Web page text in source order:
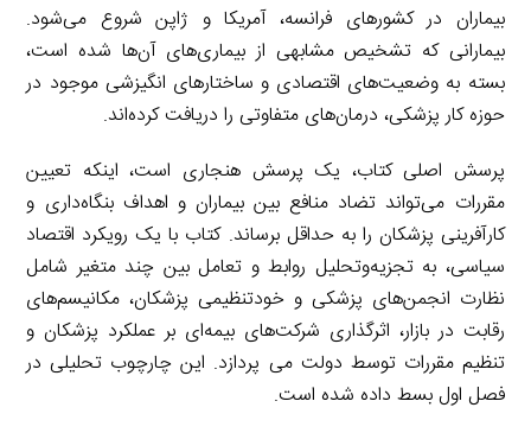
بیماران در کشورهای فرانسه، آمریکا و ژاپن شروع می‌شود.
بیمارانی که تشخیص مشابهی از بیماری‌های آن‌ها شده است،
بسته به وضعیت‌های اقتصادی و ساختارهای انگیزشی موجود در
حوزه کار پزشکی، درمان‌های متفاوتی را دریافت کرده‌اند.
پرسش اصلی کتاب، یک پرسش هنجاری است، اینکه تعیین
مقررات می‌تواند تضاد منافع بین بیماران و اهداف بنگاه‌داری و
کارآفرینی پزشکان را به حداقل برساند. کتاب با یک رویکرد اقتصاد
سیاسی، به تجزیه‌وتحلیل روابط و تعامل بین چند متغیر شامل
نظارت انجمن‌های پزشکی و خودتنظیمی پزشکان، مکانیسم‌های
رقابت در بازار، اثرگذاری شرکت‌های بیمه‌ای بر عملکرد پزشکان و
تنظیم مقررات توسط دولت می پردازد. این چارچوب تحلیلی در
فصل اول بسط داده شده است.